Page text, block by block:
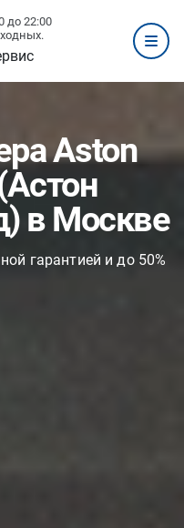
до 22:00
Aston
в Москве
гарантией и до 50%